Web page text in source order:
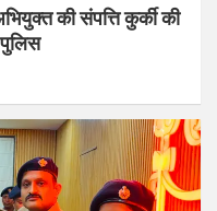
की संपत्ति कुर्की की